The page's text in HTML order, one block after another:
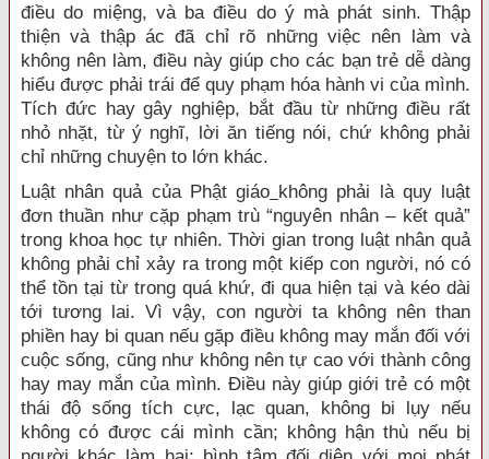
điều do miệng, và ba điều do ý mà phát sinh. Thập
thiện và thập ác đã chỉ rõ những việc nên làm và
không nên làm, điều này giúp cho các bạn trẻ dễ dàng
hiểu được phải trái để quy phạm hóa hành vi của mình.
Tích đức hay gây nghiệp, bắt đầu từ những điều rất
nhỏ nhặt, từ ý nghĩ, lời ăn tiếng nói, chứ không phải
chỉ những chuyện to lớn khác.
Luật nhân quả của Phật giáo không phải là quy luật
đơn thuần như cặp phạm trù “nguyên nhân – kết quả”
trong khoa học tự nhiên. Thời gian trong luật nhân quả
không phải chỉ xảy ra trong một kiếp con người, nó có
thể tồn tại từ trong quá khứ, đi qua hiện tại và kéo dài
tới tương lai. Vì vậy, con người ta không nên than
phiền hay bi quan nếu gặp điều không may mắn đối với
cuộc sống, cũng như không nên tự cao với thành công
hay may mắn của mình. Điều này giúp giới trẻ có một
thái độ sống tích cực, lạc quan, không bi lụy nếu
không có được cái mình cần; không hận thù nếu bị